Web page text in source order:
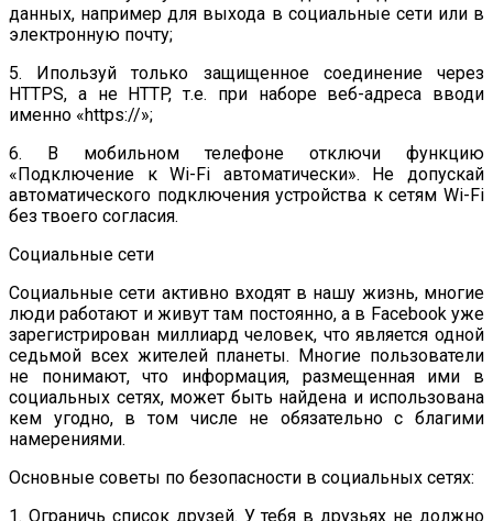
данных, например для выхода в социальные сети или в
электронную почту;
5. Ипользуй только защищенное соединение через
HTTPS, а не HTTP, т.е. при наборе веб-адреса вводи
именно «https://»;
6. В мобильном телефоне отключи функцию
«Подключение к Wi-Fi автоматически». Не допускай
автоматического подключения устройства к сетям Wi-Fi
без твоего согласия.
Социальные сети
Социальные сети активно входят в нашу жизнь, многие
люди работают и живут там постоянно, а в Facebook уже
зарегистрирован миллиард человек, что является одной
седьмой всех жителей планеты. Многие пользователи
не понимают, что информация, размещенная ими в
социальных сетях, может быть найдена и использована
кем угодно, в том числе не обязательно с благими
намерениями.
Основные советы по безопасности в социальных сетях:
1. Ограничь список друзей. У тебя в друзьях не должно